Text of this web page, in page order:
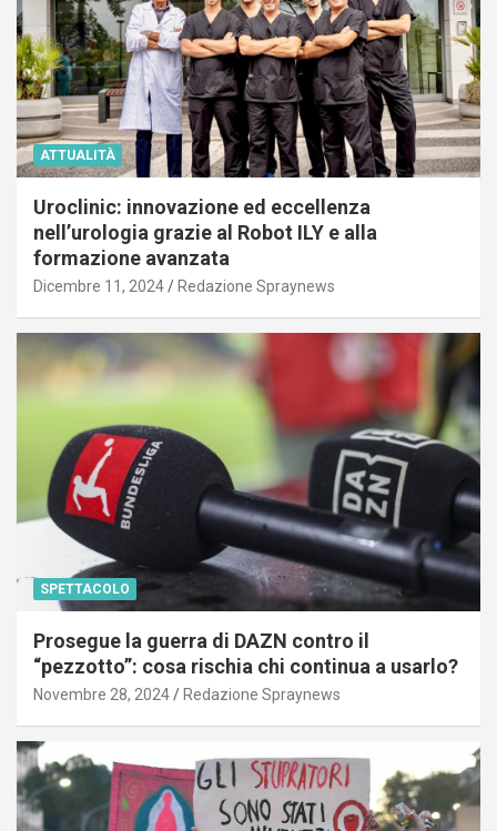
ATTUALITÀ
Uroclinic: innovazione ed eccellenza
nell’urologia grazie al Robot ILY e alla
formazione avanzata
Dicembre 11, 2024 Redazione Spraynews
SPETTACOLO
Prosegue la guerra di DAZN contro il
“pezzotto”: cosa rischia chi continua a usarlo?
Novembre 28, 2024 Redazione Spraynews